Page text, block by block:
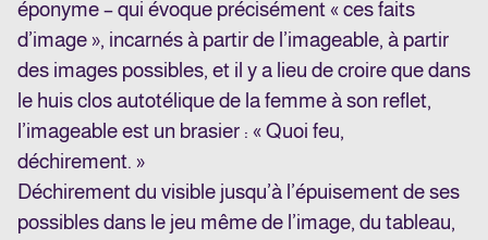
éponyme – qui évoque précisément « ces faits
d’image », incarnés à partir de l’imageable, à partir
des images possibles, et il y a lieu de croire que dans
le huis clos autotélique de la femme à son reflet,
l’imageable est un brasier : « Quoi feu,
déchirement. »
Déchirement du visible jusqu’à l’épuisement de ses
possibles dans le jeu même de l’image, du tableau,